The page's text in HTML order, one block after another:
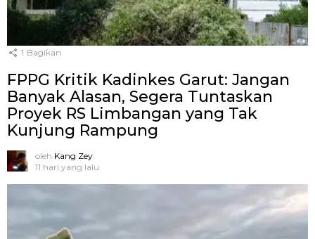
1 Bagikan
FPPG Kritik Kadinkes Garut: Jangan
Banyak Alasan, Segera Tuntaskan
Proyek RS Limbangan yang Tak
Kunjung Rampung
oleh Kang Zey
11 hari yang lalu